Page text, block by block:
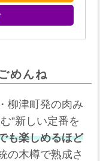
めんね
柳津町発の肉み
”新しい定番を
も楽しめるほど
の木樽で熟成さ